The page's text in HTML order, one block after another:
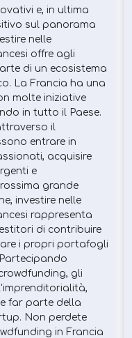
e, in ultima
sul panorama
nelle
offre agli
di un ecosistema
La Francia ha una
molte iniziative
in tutto il Paese.
il
entrare in
acquisire
e
grande
investire nelle
rappresenta
di contribuire
i propri portafogli
gli
far parte della
Non perdete
in Francia